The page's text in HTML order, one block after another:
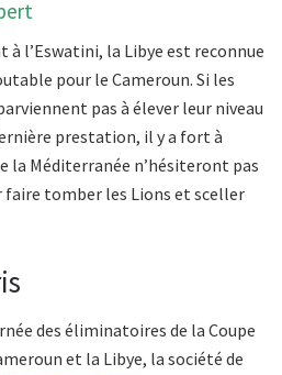
l’Eswatini, la Libye est reconnue
pour le Cameroun. Si les
pas à élever leur niveau
prestation, il y a fort à
la Méditerranée n’hésiteront pas
tomber les Lions et sceller
des éliminatoires de la Coupe
et la Libye, la société de